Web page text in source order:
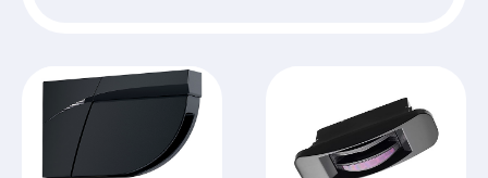
Contact